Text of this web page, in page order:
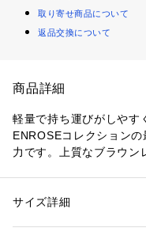
取り寄せ商品について
返品交換について
商品詳細
軽量で持ち運びがしやす
ENROSEコレクション
力です。上質なブラウン
けます。
性別：レディース
素材：表地：レザー　裏地
サイズ詳細